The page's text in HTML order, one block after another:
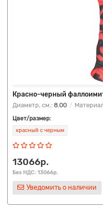
Красно-черный
Диаметр, см.: 8.00
Цвет/размер:
красный с черным
13066р.
Без НДС: 13066р.
Уведомить о наличии